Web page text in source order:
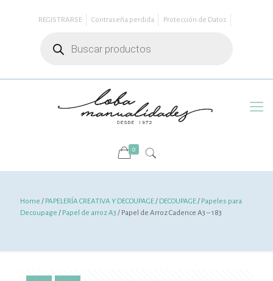
REGISTRARSE Contraseña perdida
Protección de Datos
productos
0
Home / PAPELERÍA CREATIVA Y DECOUPAGE/ DECOUPAGE/ Papeles para
Decoupage / Papel de arroz A3 / Papel de Arroz Cadence A3 – 183